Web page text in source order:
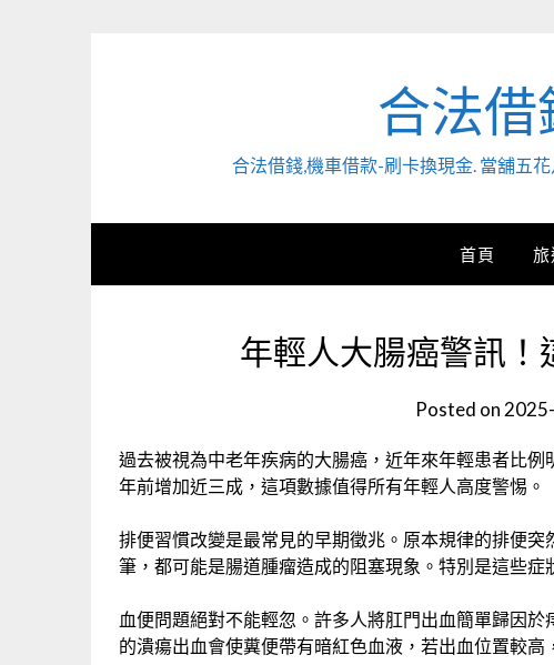
合法
合法借錢,機車借款-刷卡換現金. 當舖五
首頁 旅
年輕人大腸癌警訊
Posted on
過去被視為中老年疾病的大腸癌，近年來年輕患者比
年前增加近三成，這項數據值得所有年輕人高度警惕。
排便習慣改變是最常見的早期徵兆。原本規律的排便
筆，都可能是腸道腫瘤造成的阻塞現象。特別是這些症
血便問題絕對不能輕忽。許多人將肛門出血簡單歸因
的潰瘍出血會使糞便帶有暗紅色血液，若出血位置較高